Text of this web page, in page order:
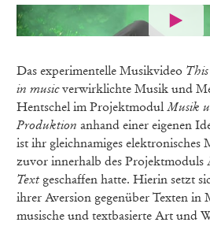
Das experimentelle Musikvideo
in musicverwirklichte Musik und
Hentschel im Projektmodul Musik
Produktion anhand einer eigenen
ist ihr gleichnamiges elektronisches
zuvor innerhalb des Projektmoduls
Text geschaffen hatte. Hierin setzt
ihrer Aversion gegenüber Texten in
musische und textbasierte Art und